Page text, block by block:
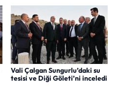
Vali Çalgan Sungurlu’daki su
tesisi ve Diği Göleti’ni inceledi